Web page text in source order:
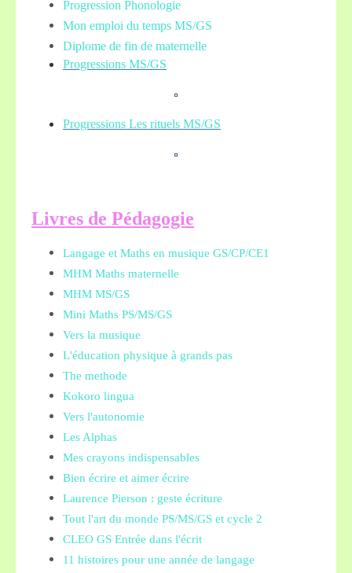
Progression Phonologie
Mon emploi du temps MS/GS
Diplome de fin de maternelle
Progressions MS/GS
Progressions Les rituels MS/GS
Livres de Pédagogie
Langage et Maths en musique GS/CP/CE1
MHM Maths maternelle
MHM MS/GS
Mini Maths PS/MS/GS
Vers la musique
L'éducation physique à grands pas
The methode
Kokoro lingua
Vers l'autonomie
Les Alphas
Mes crayons indispensables
Bien écrire et aimer écrire
Laurence Pierson : geste écriture
Tout l'art du monde PS/MS/GS et cycle 2
CLEO GS Entrée dans l'écrit
11 histoires pour une année de langage